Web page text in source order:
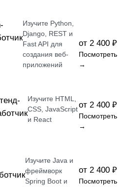
Изучите Python,
Django, REST и
Fast API для
создания веб-
приложений
от 2 400 ₽
Посмотреть
→
Изучите HTML,
CSS, JavaScript
и React
от 2 400 ₽
Посмотреть
→
Изучите Java и
фреймворк
Spring Boot и
от 2 400 ₽
Посмотреть